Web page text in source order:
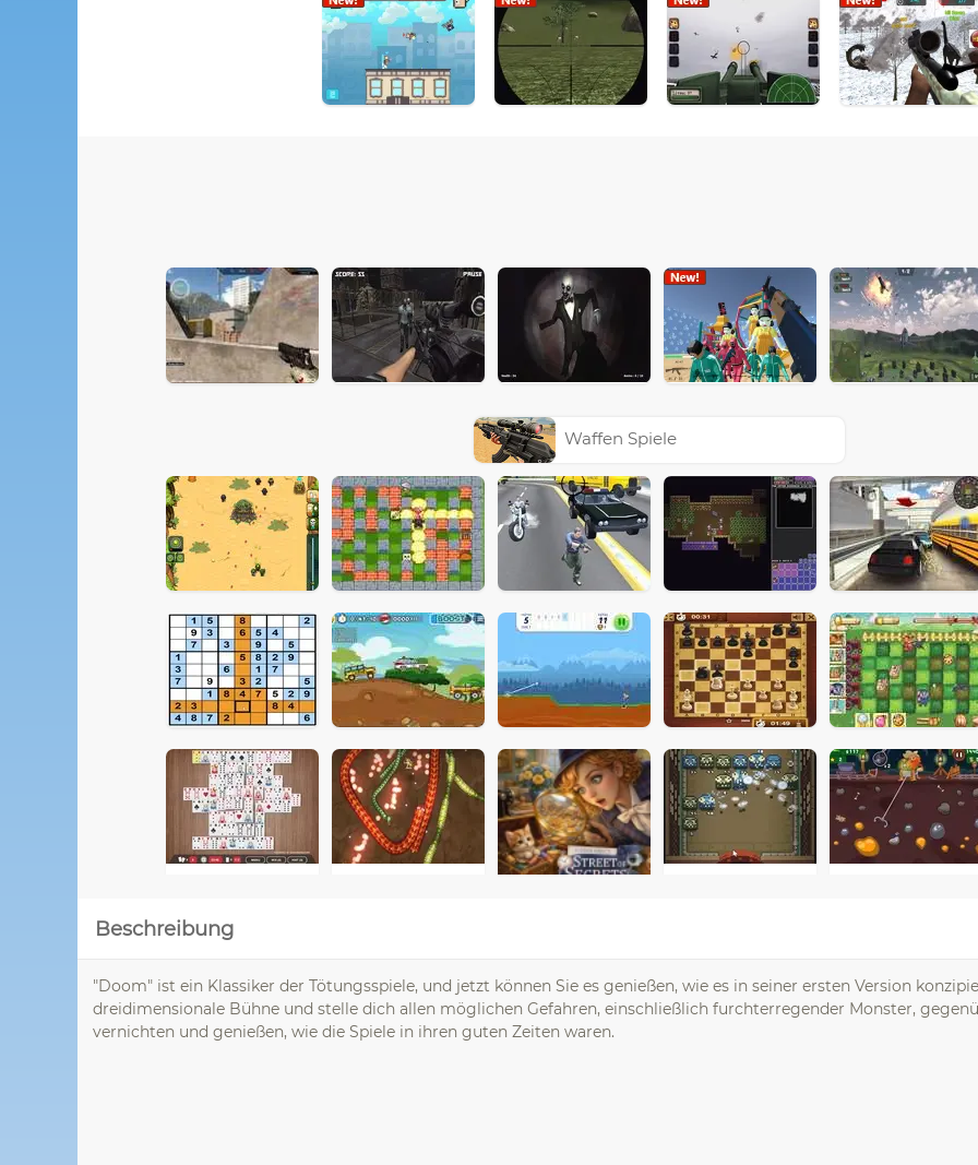
Waffen Spiele
Beschreibung
"Doom" ist ein Klassiker der Tötungsspiele, und jetzt können Sie es genießen, wie es in seiner ersten Version
dreidimensionale Bühne und stelle dich allen möglichen Gefahren, einschließlich furchterregender Monster,
vernichten und genießen, wie die Spiele in ihren guten Zeiten waren.